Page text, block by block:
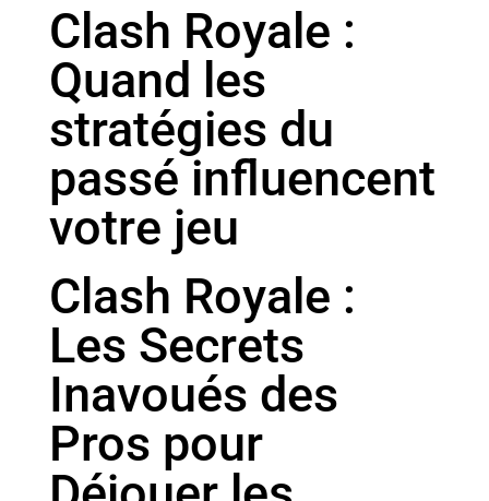
Clash Royale :
Quand les
stratégies du
passé influencent
votre jeu
Clash Royale :
Les Secrets
Inavoués des
Pros pour